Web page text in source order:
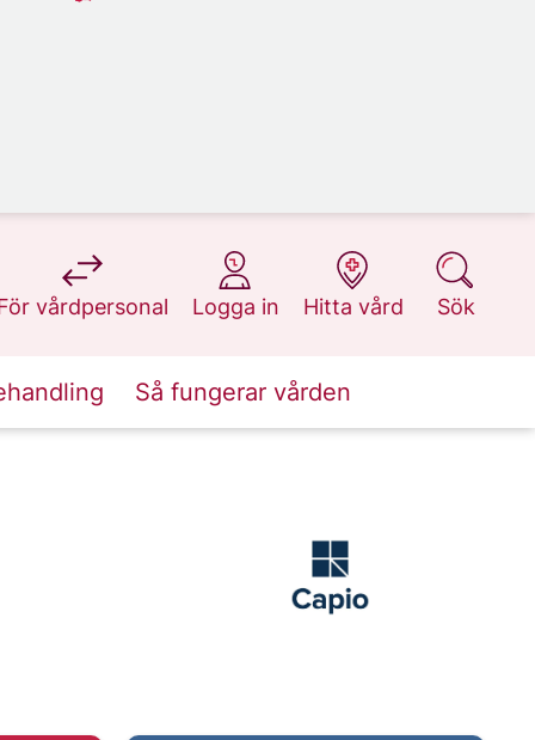
vårdpersonal
på 1177.se
Logga in
på 1177.se
Hitta vård
på 1177.se
Sök
på 1177.se
Så fungerar vården